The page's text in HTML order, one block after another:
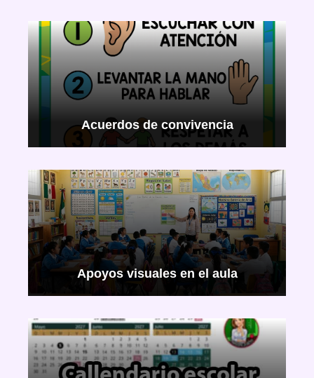
Acuerdos de convivencia
Apoyos visuales en el aula